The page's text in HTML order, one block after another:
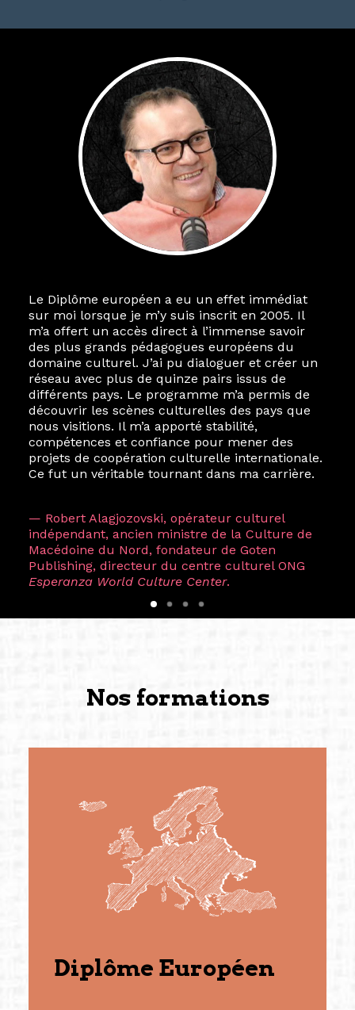
Le Diplôme européen a eu un effet immédiat
sur moi lorsque je m’y suis inscrit en 2005. Il
m’a offert un accès direct à l’immense savoir
des plus grands pédagogues européens du
domaine culturel. J’ai pu dialoguer et créer un
réseau avec plus de quinze pairs issus de
différents pays. Le programme m’a permis de
découvrir les scènes culturelles des pays que
nous visitions. Il m’a apporté stabilité,
compétences et confiance pour mener des
projets de coopération culturelle internationale.
Ce fut un véritable tournant dans ma carrière.
— Robert Alagjozovski, opérateur culturel
indépendant, ancien ministre de la Culture de
Macédoine du Nord, fondateur de Goten
Publishing, directeur du centre culturel ONG
Esperanza World Culture Center.
Nos formations
Diplôme Européen